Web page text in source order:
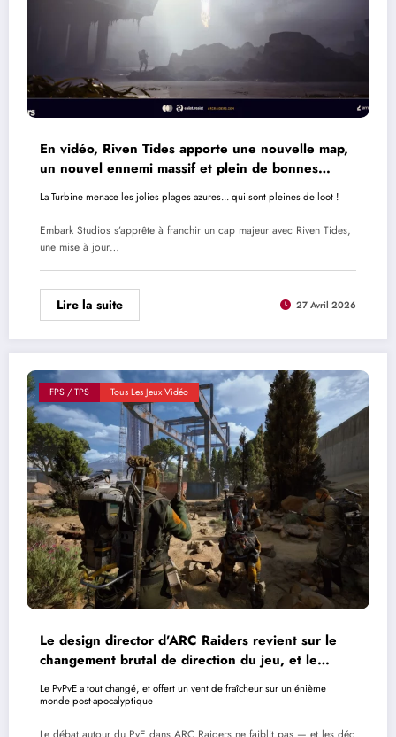
En vidéo, Riven Tides apporte une nouvelle map,
un nouvel ennemi massif et plein de bonnes
choses à ARC Raiders
La Turbine menace les jolies plages azures... qui sont pleines de loot !
Embark Studios s’apprête à franchir un cap majeur avec Riven Tides,
une mise à jour…
Lire la suite 27 Avril 2026
FPS / TPS Tous Les Jeux Vidéo
Le design director d’ARC Raiders revient sur le
changement brutal de direction du jeu, et le
succès qui a suivi
Le PvPvE a tout changé, et offert un vent de fraîcheur sur un énième
monde post-apocalyptique